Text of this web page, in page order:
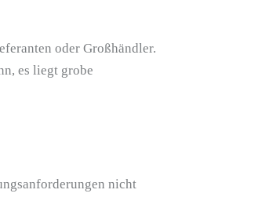
oder Großhändler.
es liegt grobe
nicht